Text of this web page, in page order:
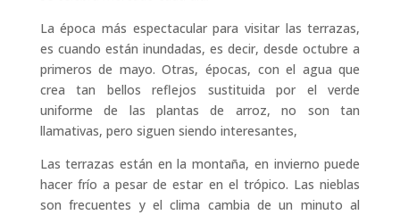
La época más espectacular para visitar las terrazas,
es cuando están inundadas, es decir, desde octubre a
primeros de mayo. Otras, épocas, con el agua que
crea tan bellos reflejos sustituida por el verde
uniforme de las plantas de arroz, no son tan
llamativas, pero siguen siendo interesantes,
Las terrazas están en la montaña, en invierno puede
hacer frío a pesar de estar en el trópico. Las nieblas
son frecuentes y el clima cambia de un minuto al